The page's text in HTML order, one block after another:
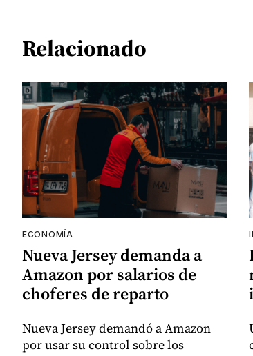
Relacionado
ECONOMÍA
Nueva Jersey demanda a
Amazon por salarios de
choferes de reparto
Nueva Jersey demandó a Amazon
por usar su control sobre los